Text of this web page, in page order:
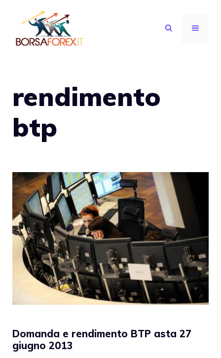
contenuto
MENU
rendimento
btp
Domanda e rendimento BTP asta 27
giugno 2013